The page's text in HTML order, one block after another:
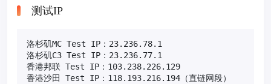
测试IP
洛杉矶MC Test IP：23.236.78.1
洛杉矶C3 Test IP：23.236.77.1
香港邦联 Test IP：103.238.226.129
香港沙田 Test IP：118.193.216.194（直链网段）